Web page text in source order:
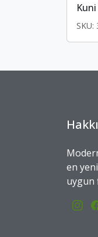
SKU:
en
uygun